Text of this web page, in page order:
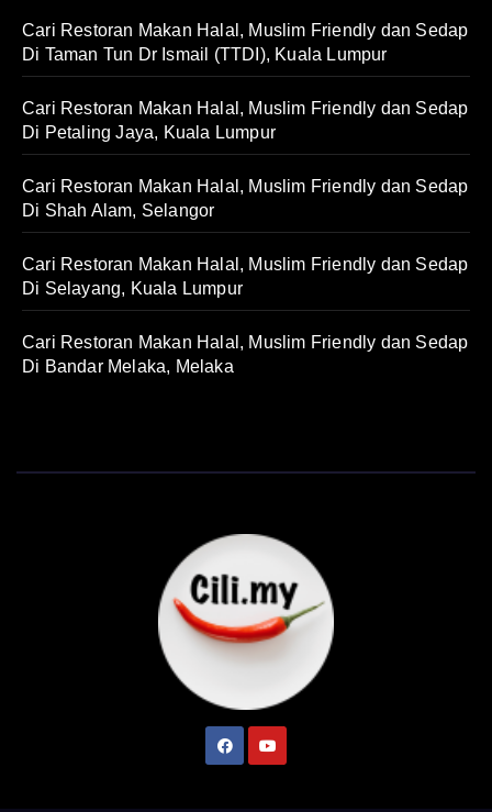
Cari Restoran Makan Halal, Muslim Friendly dan Sedap
Di Taman Tun Dr Ismail (TTDI), Kuala Lumpur
Cari Restoran Makan Halal, Muslim Friendly dan Sedap
Di Petaling Jaya, Kuala Lumpur
Cari Restoran Makan Halal, Muslim Friendly dan Sedap
Di Shah Alam, Selangor
Cari Restoran Makan Halal, Muslim Friendly dan Sedap
Di Selayang, Kuala Lumpur
Cari Restoran Makan Halal, Muslim Friendly dan Sedap
Di Bandar Melaka, Melaka